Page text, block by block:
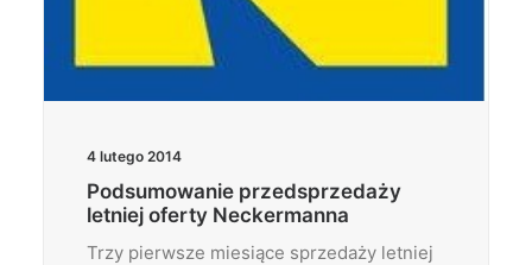
4 lutego 2014
Podsumowanie przedsprzedaży
letniej oferty Neckermanna
Trzy pierwsze miesiące sprzedaży letniej